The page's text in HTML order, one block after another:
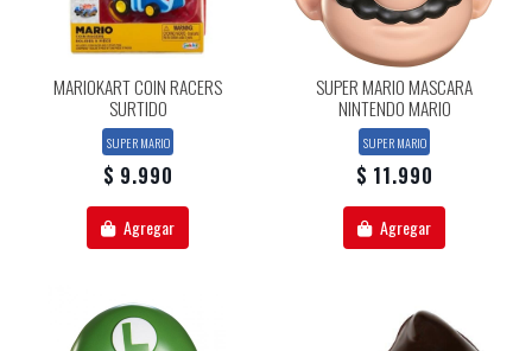
MARIOKART COIN RACERS
SURTIDO
SUPER MARIO
$ 9.990
Agregar
SUPER MARIO MASCARA
NINTENDO MARIO
SUPER MARIO
$ 11.990
Agregar